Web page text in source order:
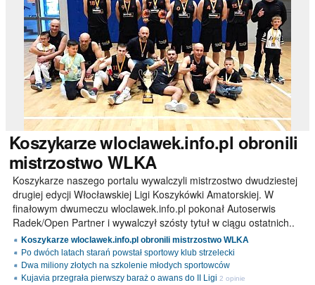
Koszykarzewloclawek.info.pl obronili
mistrzostwo WLKA
Koszykarze naszego portalu wywalczyli mistrzostwo dwudziestej
drugiej edycji Włocławskiej Ligi Koszykówki Amatorskiej. W
finałowym dwumeczu wloclawek.info.pl pokonał Autoserwis
Radek/Open Partner i wywalczył szósty tytuł w ciągu ostatnich..
Koszykarze wloclawek.info.pl obronili mistrzostwo WLKA
Po dwóch latach starań powstał sportowy klub strzelecki
Dwa miliony złotych na szkolenie młodych sportowców
Kujavia przegrała pierwszy baraż o awans do II Ligi 2 opinie